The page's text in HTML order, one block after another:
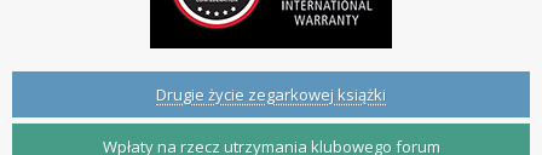
Drugie życie zegarkowej książki
Wpłaty na rzecz utrzymania klubowego forum